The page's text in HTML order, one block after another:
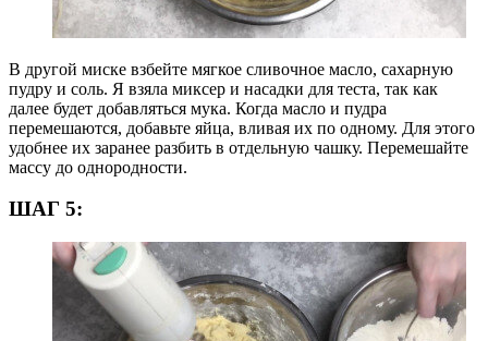
В другой миске взбейте мягкое сливочное масло, сахарную
пудру и соль. Я взяла миксер и насадки для теста, так как
далее будет добавляться мука. Когда масло и пудра
перемешаются, добавьте яйца, вливая их по одному. Для этого
удобнее их заранее разбить в отдельную чашку. Перемешайте
массу до однородности.
ШАГ 5: